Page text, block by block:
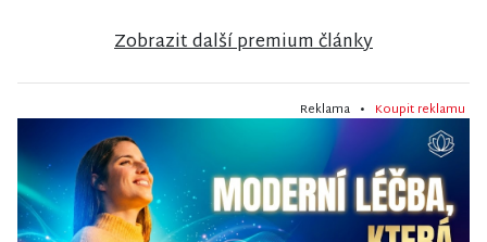
Zobrazit další premium články
Reklama • Koupit reklamu